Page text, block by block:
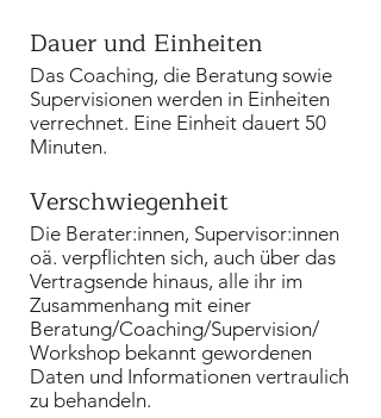
Dauer und Einheiten
Das Coaching, die Beratung sowie
Supervisionen werden in Einheiten
verrechnet. Eine Einheit dauert 50
Minuten.
Verschwiegenheit
Die Berater:innen, Supervisor:innen
oä. verpflichten sich, auch über das
Vertragsende hinaus, alle ihr im
Zusammenhang mit einer
Beratung/Coaching/Supervision/
Workshop bekannt gewordenen
Daten und Informationen vertraulich
zu behandeln.